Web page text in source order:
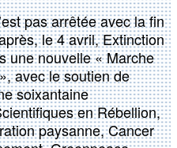
pas arrêtée avec la fin
le 4 avril, Extinction
une nouvelle « Marche
avec le soutien de
soixantaine
en Rébellion,
paysanne, Cancer